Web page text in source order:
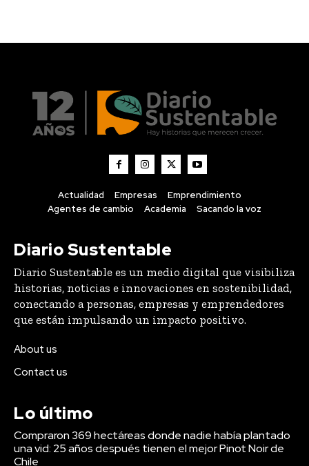
Actualidad Empresas
Emprendimiento
Agentes de cambio
Academia
Diario Sustentable
Diario Sustentable es un medio digital que visibiliza
que están impulsando un impacto positivo.
About us
Contact us
Lo último
Compraron 369 hectáreas donde nadie había plantado
una vid: 25 años después tienen el mejor Pinot Noir de
DESTACADOS 8 Agosto, 2026
Seis kilómetros de escombros y 13 mil damnificados: el
plan para reactivar el borde costero de Coquimbo